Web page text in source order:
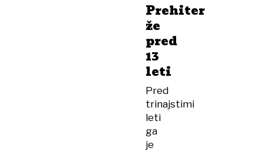
Prehiter
že
pred
13
leti
Pred
trinajstimi
leti
ga
je